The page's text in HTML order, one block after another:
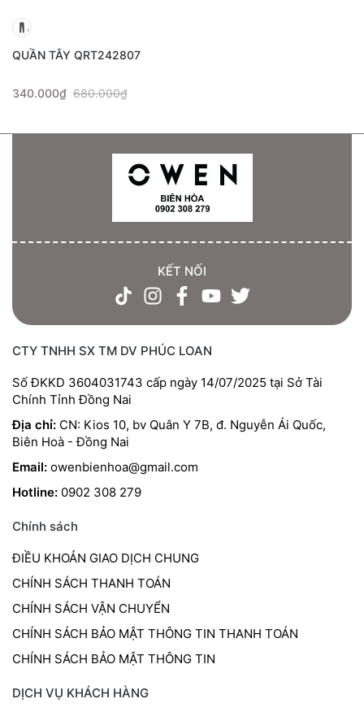
QUẦN TÂY QRT242807
340.000₫ 680.000₫
KẾT NỐI
CTY TNHH SX TM DV PHÚC LOAN
Số ĐKKD 3604031743 cấp ngày 14/07/2025 tại Sở Tài
Chính Tỉnh Đồng Nai
Địa chỉ: CN: Kios 10, bv Quân Y 7B, đ. Nguyễn Ái Quốc,
Biên Hoà - Đồng Nai
Email: owenbienhoa@gmail.com
Hotline: 0902 308 279
Chính sách
ĐIỀU KHOẢN GIAO DỊCH CHUNG
CHÍNH SÁCH THANH TOÁN
CHÍNH SÁCH VẬN CHUYỂN
CHÍNH SÁCH BẢO MẬT THÔNG TIN THANH TOÁN
CHÍNH SÁCH BẢO MẬT THÔNG TIN
DỊCH VỤ KHÁCH HÀNG